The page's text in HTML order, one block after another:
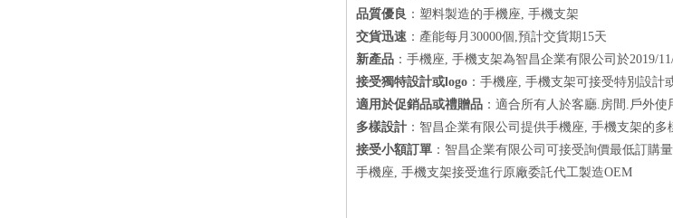
品質優良 ：塑料製造的手機座, 手機支架
交貨迅速 ：產能每月30000個,預計交貨期15天
新產品 ：手機座, 手機支架為智昌企業有限公司於2019/
接受獨特設計或logo ：手機座, 手機支架可接受特別設計
適用於促銷品或禮贈品 ：適合所有人於客廳.房間.戶外
多樣設計 ：智昌企業有限公司提供手機座, 手機支架的
接受小額訂單 ：智昌企業有限公司可接受詢價最低訂購
手機座, 手機支架接受進行原廠委託代工製造OEM